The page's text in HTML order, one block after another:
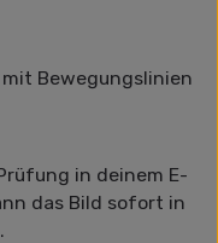
in deinem E-
das Bild sofort in